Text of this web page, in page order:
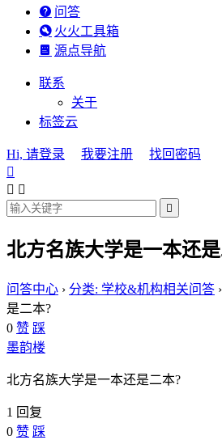
问答
火火工具箱
源点导航
联系
关于
标签云
Hi, 请登录 我要注册
找回密码

 

北方名族大学是一本还
问答中心 › 分类: 学校&机构相关问答 ›
是二本?
0 赞 踩
墨韵楼
北方名族大学是一本还是二本?
1 回复
0 赞 踩